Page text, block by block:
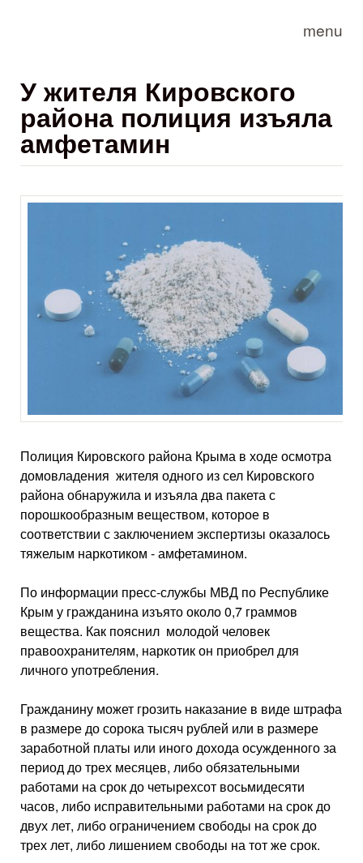
menu
У жителя Кировского
района полиция изъяла
амфетамин
Полиция Кировского района Крыма в ходе осмотра
домовладения жителя одного из сел Кировского
района обнаружила и изъяла два пакета с
порошкообразным веществом, которое в
соответствии с заключением экспертизы оказалось
тяжелым наркотиком - амфетамином.
По информации пресс-службы МВД по Республике
Крым у гражданина изъято около 0,7 граммов
вещества. Как пояснил молодой человек
правоохранителям, наркотик он приобрел для
личного употребления.
Гражданину может грозить наказание в виде штрафа
в размере до сорока тысяч рублей или в размере
заработной платы или иного дохода осужденного за
период до трех месяцев, либо обязательными
работами на срок до четырехсот восьмидесяти
часов, либо исправительными работами на срок до
двух лет, либо ограничением свободы на срок до
трех лет, либо лишением свободы на тот же срок.